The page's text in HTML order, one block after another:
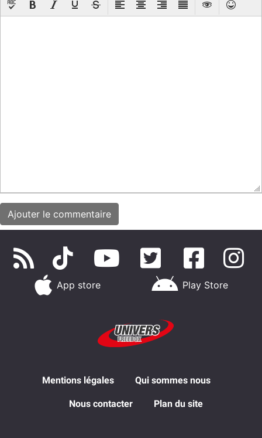
App store Play Store
Mentions légales Qui sommes nous
Nous contacter Plan du site